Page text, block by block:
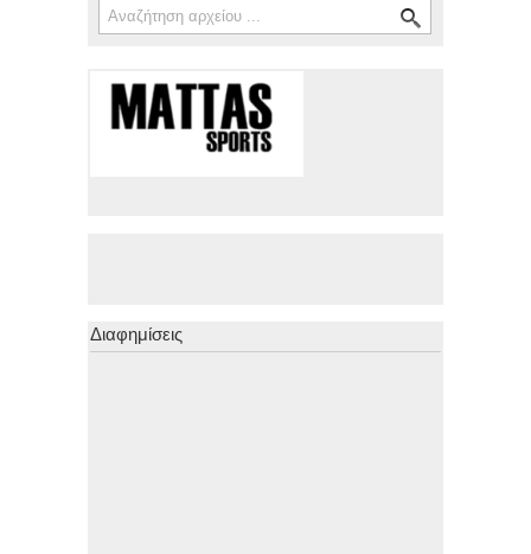
Διαφημίσεις